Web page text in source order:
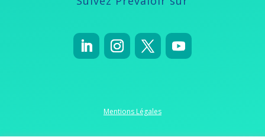
Mentions Légales